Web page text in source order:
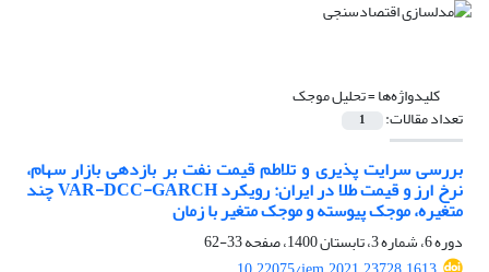
کلیدواژه‌ها =تحلیل موجک
تعداد مقالات: 1
بررسی سرایت پذیری و تلاطم قیمت نفت بر بازدهی بازار سهام،
نرخ ارز و قیمت طلا در ایران: رویکرد VAR-DCC-GARCH چند
متغیره، موجک پیوسته و موجک متغیر با زمان
دوره 6، شماره 3، تابستان 1400، صفحه
33-62